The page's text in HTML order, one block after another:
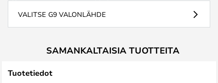
VALITSE G9 VALONLÄHDE
SAMANKALTAISIA TUOTTEITA
Tuotetiedot